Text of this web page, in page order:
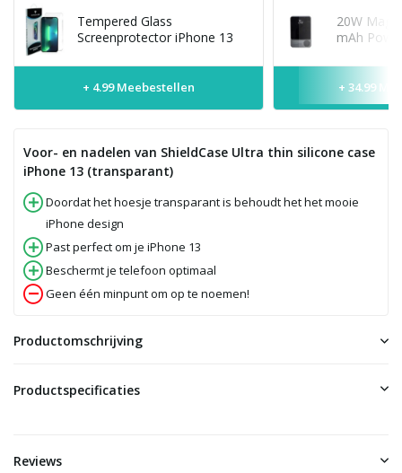
Tempered Glass
Screenprotector iPhone 13
+ 4.99 Meebestellen
20W
mAh
+ 34.99
Voor- en nadelen van ShieldCase Ultra thin silicone case
iPhone 13 (transparant)
Doordat het hoesje transparant is behoudt het het mooie
iPhone design
Past perfect om je iPhone 13
Beschermt je telefoon optimaal
Geen één minpunt om op te noemen!
Productomschrijving
Productspecificaties
Reviews